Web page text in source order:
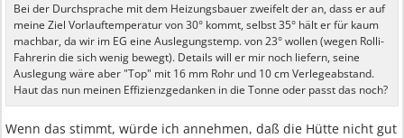
Bei der Durchsprache mit dem Heizungsbauer zweifelt der an, dass er auf
meine Ziel Vorlauftemperatur von 30° kommt, selbst 35° hält er für kaum
machbar, da wir im EG eine Auslegungstemp. von 23° wollen (wegen Rolli-
Fahrerin die sich wenig bewegt). Details will er mir noch liefern, seine
Auslegung wäre aber "Top" mit 16 mm Rohr und 10 cm Verlegeabstand.
Haut das nun meinen Effizienzgedanken in die Tonne oder passt das noch?
Wenn das stimmt, würde ich annehmen, daß die Hütte nicht gut